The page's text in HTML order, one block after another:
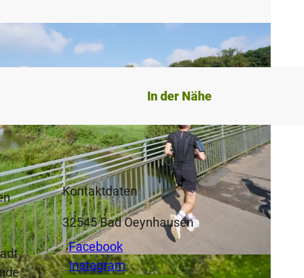
|CC-BY-NC-ND
In der Nähe
Kontaktdaten
32545Bad Oeynhausen
Facebook
Instagram